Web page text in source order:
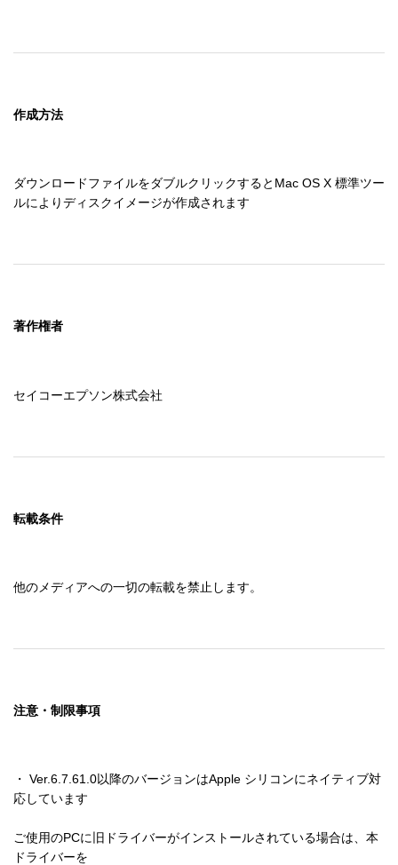
作成方法
ダウンロードファイルをダブルクリックするとMac OS X 標準ツー
ルによりディスクイメージが作成されます
著作権者
セイコーエプソン株式会社
転載条件
他のメディアへの一切の転載を禁止します。
注意・制限事項
・ Ver.6.7.61.0以降のバージョンはApple シリコンにネイティブ対
応しています
ご使用のPCに旧ドライバーがインストールされている場合は、本
ドライバーを